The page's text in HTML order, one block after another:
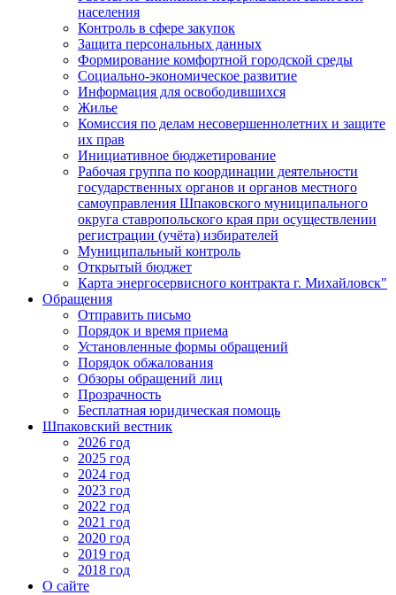
населения
Контроль в сфере закупок
Защита персональных данных
Формирование комфортной городской среды
Социально-экономическое развитие
Информация для освободившихся
Жилье
Комиссия по делам несовершеннолетних и защите
их прав
Инициативное бюджетирование
Рабочая группа по координации деятельности
государственных органов и органов местного
самоуправления Шпаковского муниципального
округа ставропольского края при осуществлении
регистрации (учёта) избирателей
Муниципальный контроль
Открытый бюджет
Карта энергосервисного контракта г. Михайловск"
Обращения
Отправить письмо
Порядок и время приема
Установленные формы обращений
Порядок обжалования
Обзоры обращений лиц
Прозрачность
Бесплатная юридическая помощь
Шпаковский вестник
2026 год
2025 год
2024 год
2023 год
2022 год
2021 год
2020 год
2019 год
2018 год
О сайте